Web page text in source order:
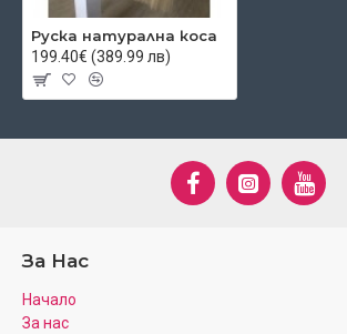
Руска натурална коса
199.40€ (389.99 лв)
За Нас
Начало
За нас